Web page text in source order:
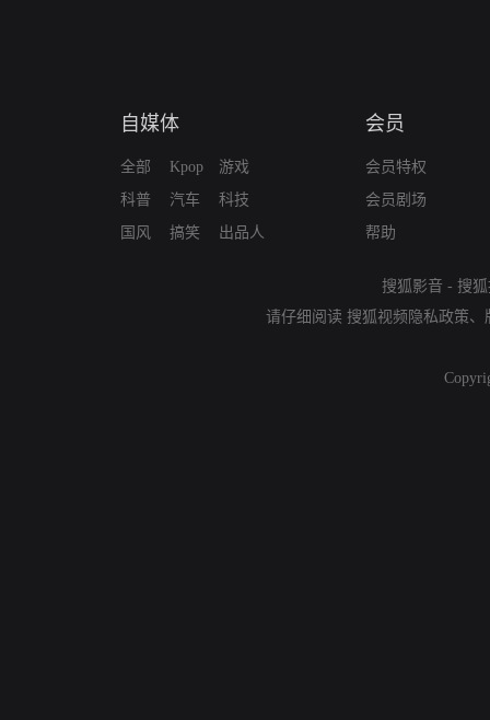
自媒体
全部
科普
国风
Kpop
汽车
搞笑
游戏
科技
出品人
会员
会员特权
会员剧场
帮助
搜狐影音 - 搜
请仔细阅读 搜狐视频隐私政策、